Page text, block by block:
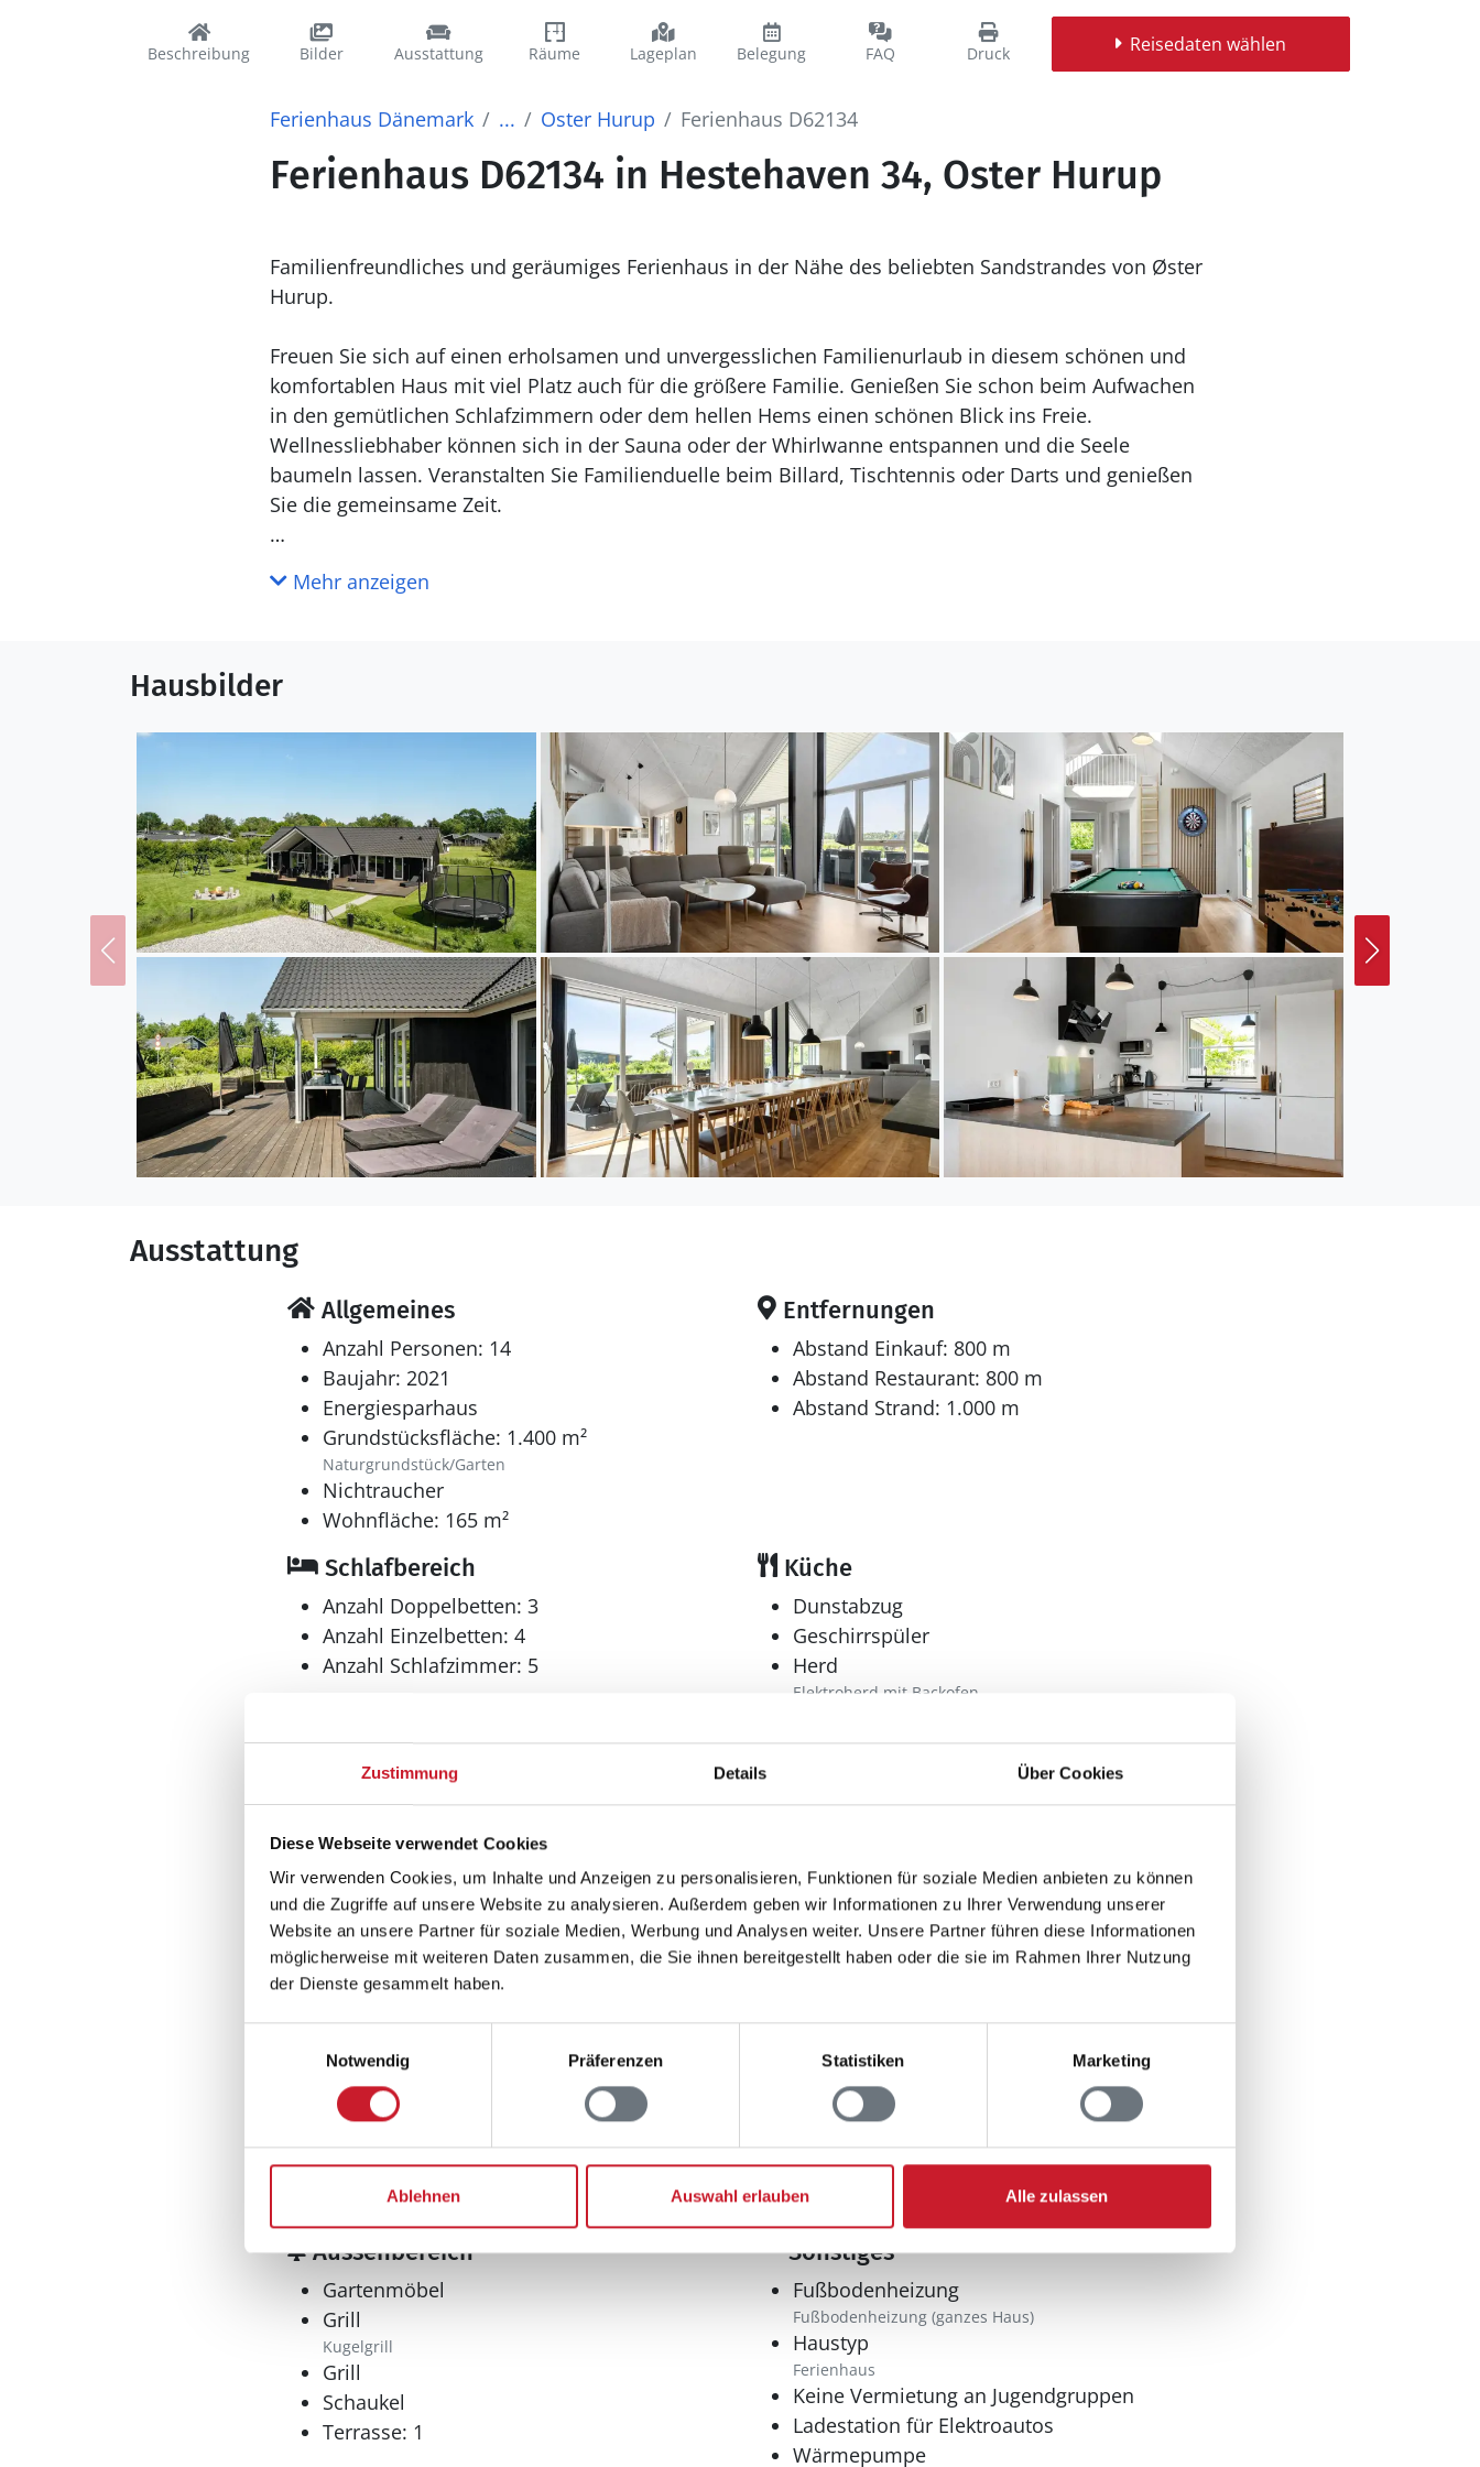
Zustimmung Details Über Cookies
Diese Webseite verwendet Cookies
Wir verwenden Cookies, um Inhalte und Anzeigen zu personalisieren, Funktionen für soziale Medien anbieten zu können
und die Zugriffe auf unsere Website zu analysieren. Außerdem geben wir Informationen zu Ihrer Verwendung unserer
Website an unsere Partner für soziale Medien, Werbung und Analysen weiter. Unsere Partner führen diese Informationen
möglicherweise mit weiteren Daten zusammen, die Sie ihnen bereitgestellt haben oder die sie im Rahmen Ihrer Nutzung
der Dienste gesammelt haben.
Notwendig
Präferenzen Statistiken Marketing
Ablehnen Auswahl erlauben Alle zulassen
Beschreibung Bilder Ausstattung Räume Lageplan Belegung FAQ Druck Reisedaten wählen
Ferienhaus Dänemark ... Oster Hurup Ferienhaus D62134
Ferienhaus D62134 in Hestehaven 34, Oster Hurup
Familienfreundliches und geräumiges Ferienhaus in der Nähe des beliebten Sandstrandes von Øster
Hurup.
Freuen Sie sich auf einen erholsamen und unvergesslichen Familienurlaub in diesem schönen und
komfortablen Haus mit viel Platz auch für die größere Familie. Genießen Sie schon beim Aufwachen
in den gemütlichen Schlafzimmern oder dem hellen Hems einen schönen Blick ins Freie.
Wellnessliebhaber können sich in der Sauna oder der Whirlwanne entspannen und die Seele
baumeln lassen. Veranstalten Sie Familienduelle beim Billard, Tischtennis oder Darts und genießen
Sie die gemeinsame Zeit.
Sonnen Sie sich auf der Terrasse, schauen Ihren Kindern beim Spielen zu und lassen Sie den Abend
Wenn Sie die Gegend erkunden möchten, packen Sie Ihre Strandtasche und machen Sie einen
warmen Sand, während die Jüngsten Ihrer Familie im Wasser spielen oder Sandburgen bauen. In der
Nähe finden Sie auch einen gemütlichen Jachthafen mit Fischhaus und Restaurants, wo Sie
schlemmen und sich wohlfühlen können. Planen Sie auch einen Tagesausflug nach Aalborg und
erkunden Schlösser, Tierparks und weitere Sehenswürdigkeiten!
Mehr anzeigen
Hausbilder
Ausstattung
Allgemeines
Anzahl Personen: 14
Baujahr: 2021
Energiesparhaus
Grundstücksfläche: 1.400 m²
Naturgrundstück/Garten
Nichtraucher
Wohnfläche: 165 m²
Entfernungen
Abstand Einkauf: 800 m
Abstand Restaurant: 800 m
Abstand Strand: 1.000 m
Schlafbereich
Anzahl Doppelbetten: 3
Anzahl Einzelbetten: 4
Anzahl Schlafzimmer: 5
Küche
Dunstabzug
Geschirrspüler
Herd
Elektroherd mit Backofen
Kühlschrank
Tiefkühler: 90 l
Bad
Anzahl Duschen: 2
Anzahl Badezimmer: 2
Anzahl Toiletten: 3
Waschmaschine
Wellness
Sauna
Whirlpool
Multimedia
Deutsches Fernsehen
Spieleangebot
Tischfußball
Aussenbereich
Gartenmöbel
Grill
Kugelgrill
Grill
Schaukel
Terrasse: 1
Sonstiges
Fußbodenheizung
Fußbodenheizung (ganzes Haus)
Haustyp
Ferienhaus
Keine Vermietung an Jugendgruppen
Ladestation für Elektroautos
Wärmepumpe